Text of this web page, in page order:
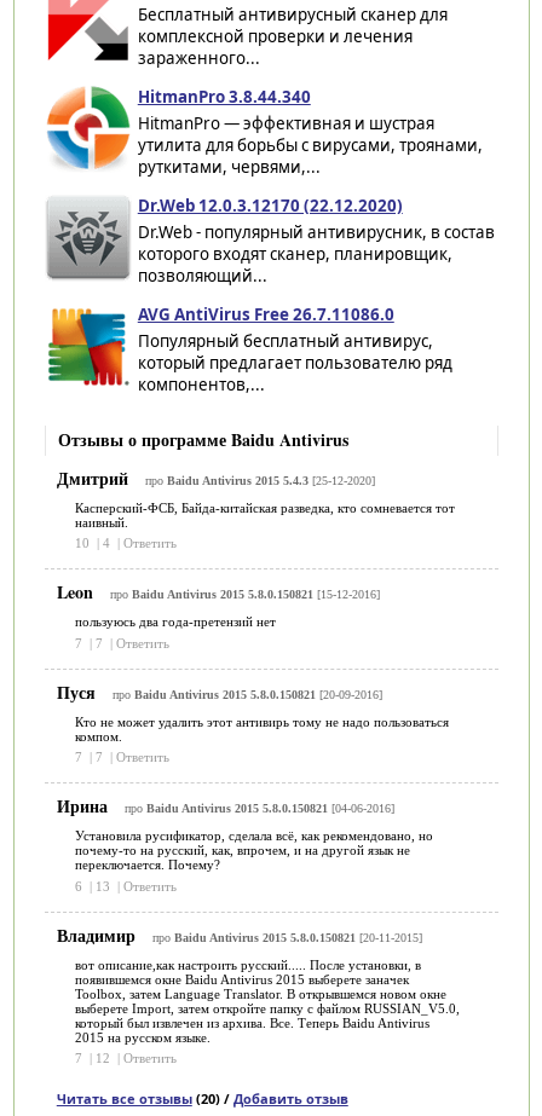
Бесплатный антивирусный сканер для
комплексной проверки и лечения
зараженного...
HitmanPro 3.8.44.340
HitmanPro — эффективная и шустрая
утилита для борьбы с вирусами, троянами,
руткитами, червями,...
Dr.Web 12.0.3.12170 (22.12.2020)
Dr.Web - популярный антивирусник, в состав
которого входят сканер, планировщик,
позволяющий...
AVG AntiVirus Free 26.7.11086.0
Популярный бесплатный антивирус,
который предлагает пользователю ряд
компонентов,...
Отзывы о программе Baidu Antivirus
Дмитрий
про Baidu Antivirus 2015 5.4.3[25-12-2020]
Касперский-ФСБ, Байда-китайская разведка, кто сомневается тот
наивный.
10
4 Ответить
Leon про Baidu Antivirus 2015 5.8.0.150821[15-12-2016]
пользуюсь два года-претензий нет
7
| 7 | Ответить
Пуся про Baidu Antivirus 2015 5.8.0.150821 [20-09-2016]
Кто не может удалить этот антивирь тому не надо пользоваться
компом.
7
7 Ответить
Ирина про Baidu Antivirus 2015 5.8.0.150821[04-06-2016]
Установила русификатор, сделала всё, как рекомендовано, но
почему-то на русский, как, впрочем, и на другой язык не
переключается. Почему?
6
| 13 | Ответить
Владимир про Baidu Antivirus 2015 5.8.0.150821 [20-11-2015]
вот описание,как настроить русский..... После установки, в
появившемся окне Baidu Antivirus 2015 выберете заначек
Toolbox, затем Language Translator. В открывшемся новом окне
выберете Import, затем откройте папку с файлом RUSSIAN_V5.0,
который был извлечен из архива. Все. Теперь Baidu Antivirus
2015 на русском языке.
7
12 Ответить
Читать все отзывы(20) / Добавить отзыв